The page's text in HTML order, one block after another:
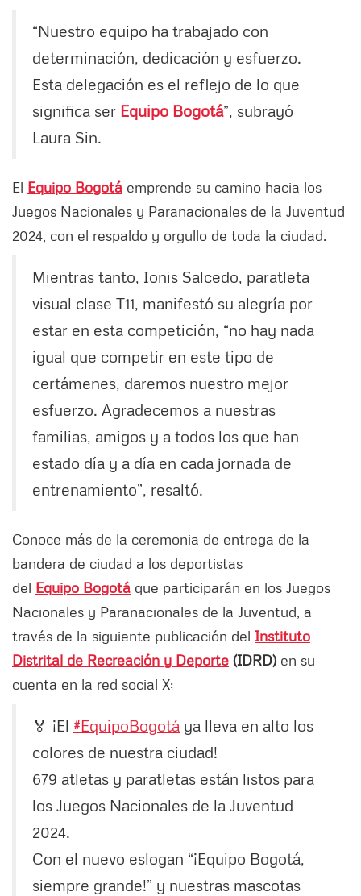
“Nuestro equipo ha trabajado con
determinación, dedicación y esfuerzo.
Esta delegación es el reflejo de lo que
significa ser Equipo Bogotá”, subrayó
Laura Sin.
El Equipo Bogotá emprende su camino hacia los
Juegos Nacionales y Paranacionales de la Juventud
2024, con el respaldo y orgullo de toda la ciudad.
Mientras tanto, Ionis Salcedo, paratleta
visual clase T11, manifestó su alegría por
estar en esta competición, “no hay nada
igual que competir en este tipo de
certámenes, daremos nuestro mejor
esfuerzo. Agradecemos a nuestras
familias, amigos y a todos los que han
estado día y a día en cada jornada de
entrenamiento”, resaltó.
Conoce más de la ceremonia de entrega de la
bandera de ciudad a los deportistas
del Equipo Bogotá que participarán en los Juegos
Nacionales y Paranacionales de la Juventud, a
través de la siguiente publicación del Instituto
Distrital de Recreación y Deporte (IDRD) en su
cuenta en la red social X:
🏅 ¡El #EquipoBogotá ya lleva en alto los
colores de nuestra ciudad!
679 atletas y paratletas están listos para
los Juegos Nacionales de la Juventud
2024.
Con el nuevo eslogan “¡Equipo Bogotá,
siempre grande!” y nuestras mascotas